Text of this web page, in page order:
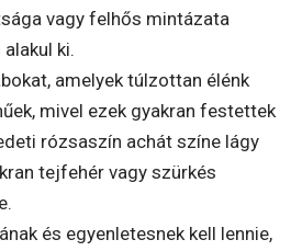
vagy felhős mintázata
ki.
amelyek túlzottan élénk
mivel ezek gyakran festettek
rózsaszín achát színe lágy
tejfehér vagy szürkés
és egyenletesnek kell lennie,